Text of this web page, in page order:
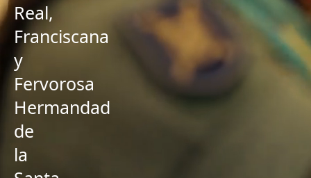
Real,
Franciscana
y
Fervorosa
Hermandad
de
la